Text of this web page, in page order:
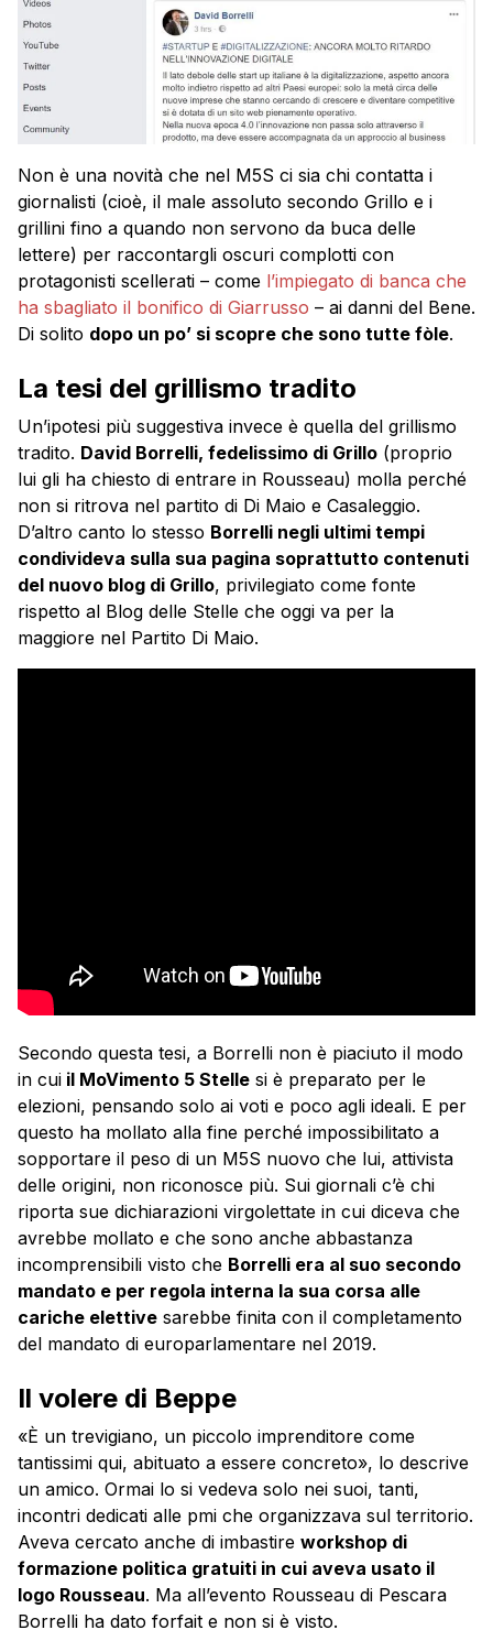
Non è una novità che nel M5S ci sia chi contatta i
giornalisti (cioè, il male assoluto secondo Grillo e i
grillini fino a quando non servono da buca delle
lettere) per raccontargli oscuri complotti con
protagonisti scellerati – come l’impiegato di banca che
ha sbagliato il bonifico di Giarrusso – ai danni del Bene.
Di solito dopo un po’ si scopre che sono tutte fòle.
La tesi del grillismo tradito
Un’ipotesi più suggestiva invece è quella del grillismo
tradito. David Borrelli, fedelissimo di Grillo (proprio
lui gli ha chiesto di entrare in Rousseau) molla perché
non si ritrova nel partito di Di Maio e Casaleggio.
D’altro canto lo stesso Borrelli negli ultimi tempi
condivideva sulla sua pagina soprattutto contenuti
del nuovo blog di Grillo, privilegiato come fonte
rispetto al Blog delle Stelle che oggi va per la
maggiore nel Partito Di Maio.
Secondo questa tesi, a Borrelli non è piaciuto il modo
in cui il MoVimento 5 Stelle si è preparato per le
elezioni, pensando solo ai voti e poco agli ideali. E per
questo ha mollato alla fine perché impossibilitato a
sopportare il peso di un M5S nuovo che lui, attivista
delle origini, non riconosce più. Sui giornali c’è chi
riporta sue dichiarazioni virgolettate in cui diceva che
avrebbe mollato e che sono anche abbastanza
incomprensibili visto che Borrelli era al suo secondo
mandato e per regola interna la sua corsa alle
cariche elettive sarebbe finita con il completamento
del mandato di europarlamentare nel 2019.
Il volere di Beppe
«È un trevigiano, un piccolo imprenditore come
tantissimi qui, abituato a essere concreto», lo descrive
un amico. Ormai lo si vedeva solo nei suoi, tanti,
incontri dedicati alle pmi che organizzava sul territorio.
Aveva cercato anche di imbastire workshop di
formazione politica gratuiti in cui aveva usato il
logo Rousseau. Ma all’evento Rousseau di Pescara
Borrelli ha dato forfait e non si è visto.